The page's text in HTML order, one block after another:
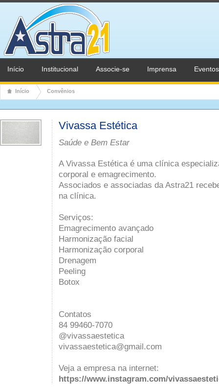
Início Institucional Associe-se Imprensa Eventos
Início Convênios
Vivassa Estética
Saúde e Bem Estar
A Vivassa Estética é uma clínica
corporal e emagrecimento.
Associados e associadas da Astra21
na clínica.
Serviços:
Emagrecimento avançado
Harmonização facial
Harmonização corporal
Drenagem
Peeling
Botox
Contatos
84 99460-7070
@vivassaestetica
vivassaestetica@gmail.com
Veja a empresa na internet:
https://www.instagram.com/